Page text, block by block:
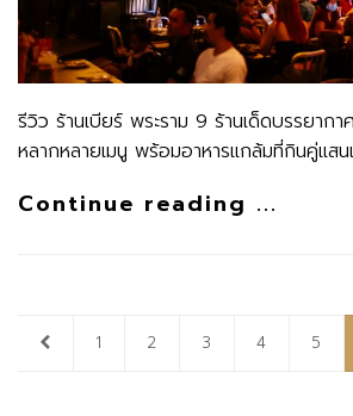
รีวิว ร้านเบียร์ พระราม 9 ร้านเด็ดบรรยาก
หลากหลายเมนู พร้อมอาหารแกล้มที่กินคู่แสน
Continue reading ...
1 2 3 4 5